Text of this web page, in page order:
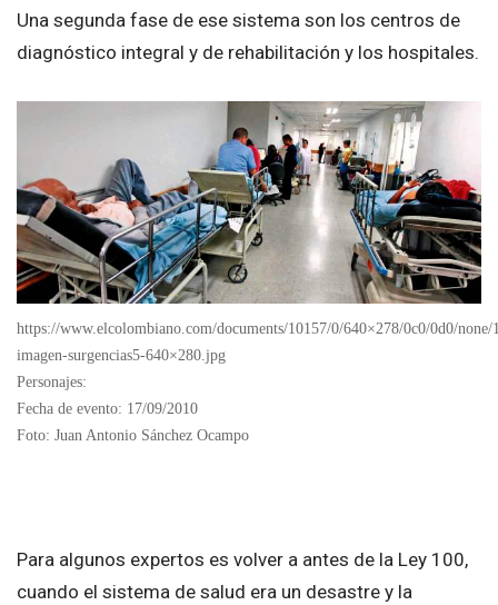
Una segunda fase de ese sistema son los centros de
diagnóstico integral y de rehabilitación y los hospitales.
https://www.elcolombiano.com/documents/10157/0/640×278/0c0/0d0/none/
imagen-surgencias5-640×280.jpg
Personajes:
Fecha de evento: 17/09/2010
Foto: Juan Antonio Sánchez Ocampo
Para algunos expertos es volver a antes de la Ley 100,
cuando el sistema de salud era un desastre y la